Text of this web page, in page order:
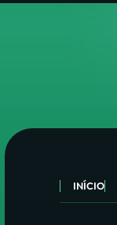
INÍCIO